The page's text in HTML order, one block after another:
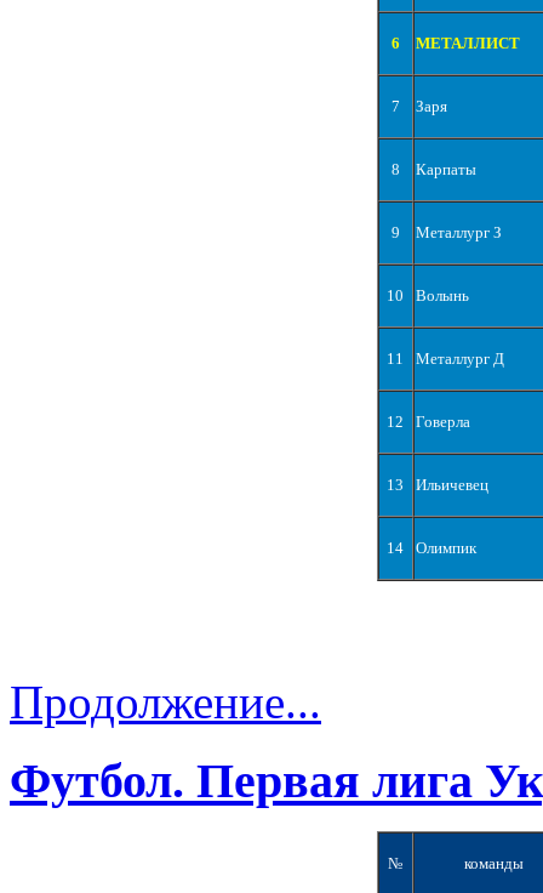
6 МЕТАЛЛИСТ
7 Заря
8 Карпаты
9 Металлург З
10 Волынь
11 Металлург Д
12 Говерла
13 Ильичевец
14 Олимпик
Продолжение...
Футбол. Первая лига
№ команды